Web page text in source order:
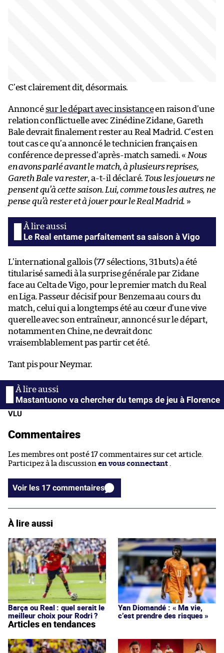
C’est clairement dit, désormais.
Annoncé sur le départ avec insistanceen raison d’une
relation conflictuelle avec Zinédine Zidane, Gareth
Bale devrait finalement rester au Real Madrid. C’est en
tout cas ce qu’a annoncé le technicien français en
conférence de presse d’après-match samedi. « Nous
en avons parlé avant le match, à plusieurs reprises,
Gareth Bale va rester, a-t-il déclaré. Tous les joueurs ne
pensent qu’à cette saison. Lui, comme tous les autres, ne
pense qu’à rester et à jouer pour le Real Madrid. »
Le Real entame parfaitement sa saison à Vigo
L’international gallois (77 sélections, 31 buts) a été
titularisé samedi à la surprise générale par Zidane
face au Celta de Vigo, pour le premier match du Real
en Liga. Passeur décisif pour Benzema au cours du
match, celui qui a longtemps été au cœur d’une vive
querelle avec son entraîneur, annoncé sur le départ,
notamment en Chine, ne devrait donc
vraisemblablement pas partir cet été.
Tant pis pour Neymar.
Mastantuono va chercher du temps de jeu à Florence
VLU
Commentaires
Les membres ont posté 17 commentaires sur cet article.
Participez à la discussion en vous connectant
Voir les 17 commentaires
À lire aussi
Barça ou Real : quel serait le
meilleur choix pour Rodri ?
Yan Diomandé : « Ma vie,
c’est prendre des risques »
Articles en tendances